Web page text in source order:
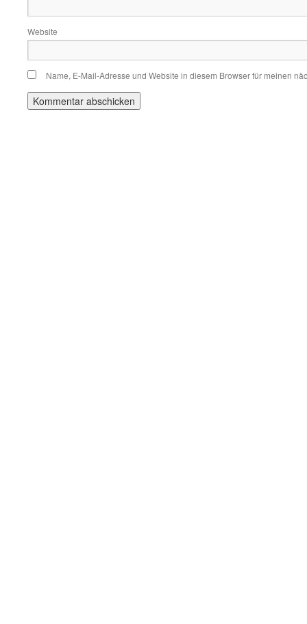
Website
Name, E-Mail-Adresse und Website in diesem Browser für meinen